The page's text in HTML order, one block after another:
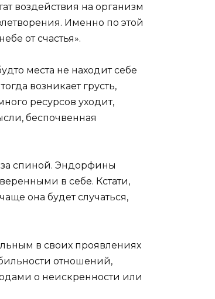
воздействия на организм
Именно по этой
от счастья».
места не находит себе
возникает грусть,
ресурсов уходит,
беспочвенная
за спиной. Эндорфины
в себе. Кстати,
она будет случаться,
в своих проявлениях
отношений,
о неискренности или